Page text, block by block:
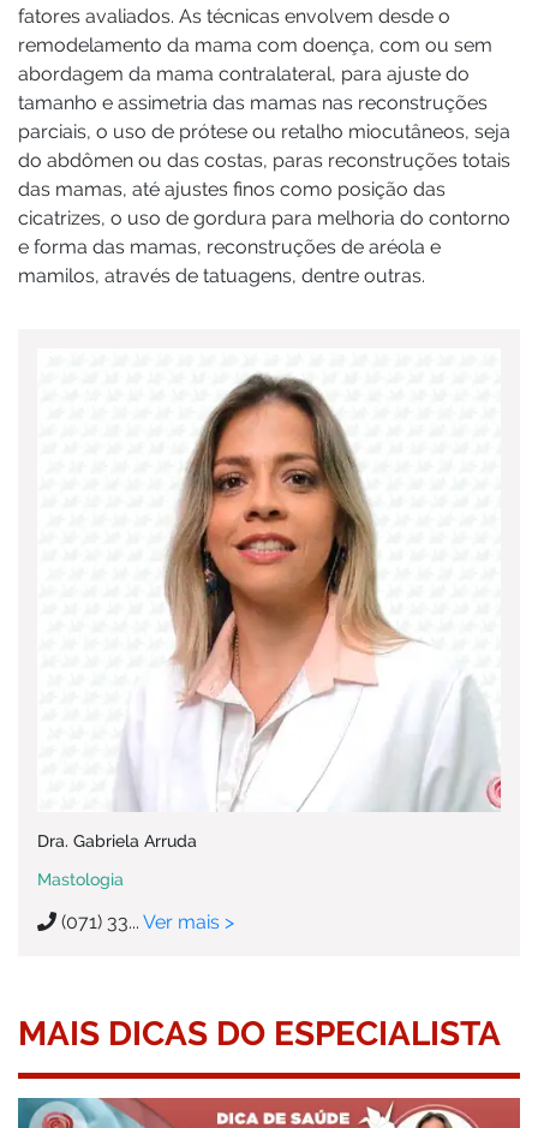
fatores avaliados. As técnicas envolvem desde o
remodelamento da mama com doença, com ou sem
abordagem da mama contralateral, para ajuste do
tamanho e assimetria das mamas nas reconstruções
parciais, o uso de prótese ou retalho miocutâneos, seja
do abdômen ou das costas, paras reconstruções totais
das mamas, até ajustes finos como posição das
cicatrizes, o uso de gordura para melhoria do contorno
e forma das mamas, reconstruções de aréola e
mamilos, através de tatuagens, dentre outras.
Dra. Gabriela Arruda
Mastologia
(071) 33... Ver mais >
MAIS DICAS DO ESPECIALISTA